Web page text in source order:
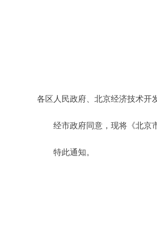
各区人民政府、北京经济技术开
经市政府同意，现将《北京市
特此通知。